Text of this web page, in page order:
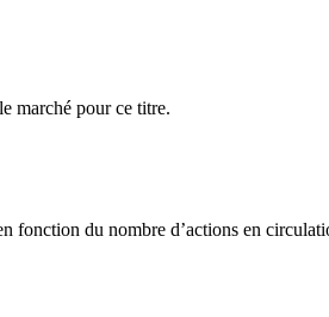
marché pour ce titre.
fonction du nombre d’actions en